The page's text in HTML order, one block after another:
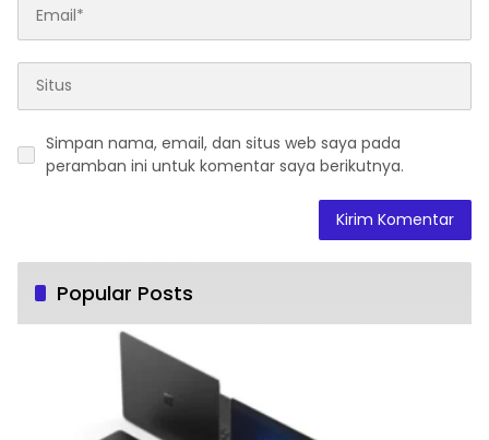
Simpan nama, email, dan situs web saya pada
peramban ini untuk komentar saya berikutnya.
Popular Posts